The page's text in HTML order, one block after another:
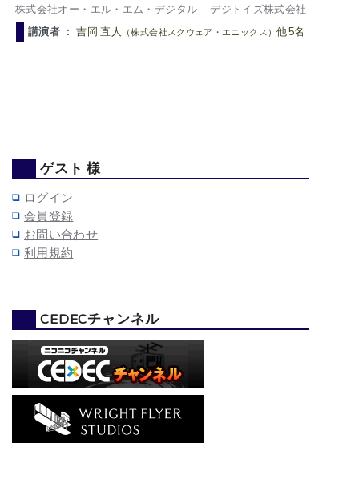
株式会社オー・エル・エム・デジタル
デジトイズ株式会社
講演者 ：吉岡 直人 （株式会社スクウェア・エニックス）他5名
ゲスト 様
ログイン
会員登録
お問い合わせ
利用規約
CEDECチャンネル